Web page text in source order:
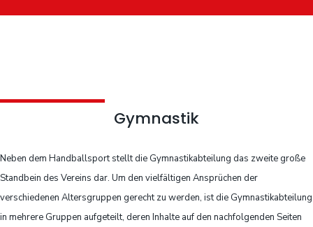
Gymnastik
Neben dem Handballsport stellt die Gymnastikabteilung das zweite große
Standbein des Vereins dar. Um den vielfältigen Ansprüchen der
verschiedenen Altersgruppen gerecht zu werden, ist die Gymnastikabteilung
in mehrere Gruppen aufgeteilt, deren Inhalte auf den nachfolgenden Seiten